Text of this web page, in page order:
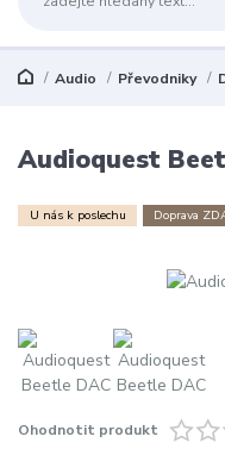
Audio Převodniky
Audioquest
U nás k poslechu Doprava
Ohodnotit produkt